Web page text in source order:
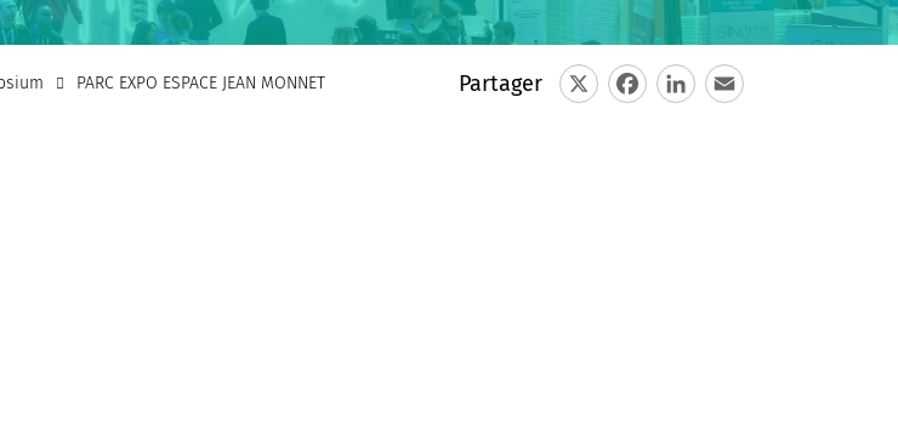
PARC EXPO ESPACE JEAN MONNET
Partager